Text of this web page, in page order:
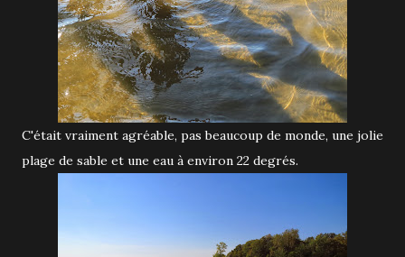
C'était vraiment agréable, pas beaucoup de monde, une jolie
plage de sable et une eau à environ 22 degrés.